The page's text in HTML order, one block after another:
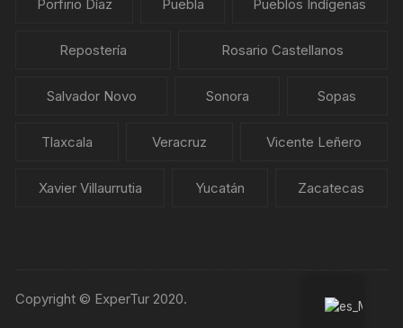
Porfirio Díaz Puebla Pueblos Indígenas
Repostería Rosario Castellanos
Salvador Novo Sonora Sopas
Tlaxcala Veracruz Vicente Leñero
Xavier Villaurrutia Yucatán Zacatecas
Copyright © ExperTur 2020.